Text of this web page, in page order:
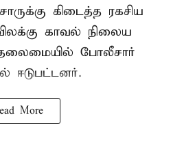
கிடைத்த ரகசிய
காவல் நிலைய
போலீசார்
ஈடுபட்டனர்.
More